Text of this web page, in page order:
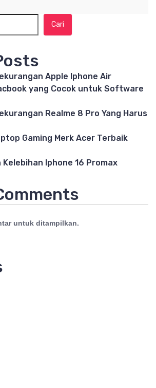
Cari
Apple Iphone Air
yang Cocok untuk Software
Realme 8 Pro Yang Harus
Gaming Merk Acer Terbaik
Kelebihan Iphone 16 Promax
untuk ditampilkan.